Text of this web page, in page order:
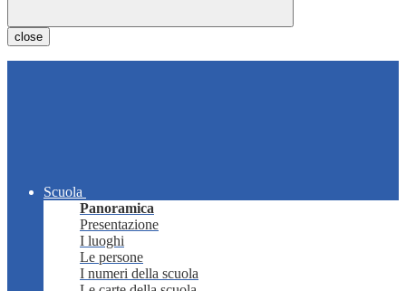
close
Scuola
Panoramica
Presentazione
I luoghi
Le persone
I numeri della scuola